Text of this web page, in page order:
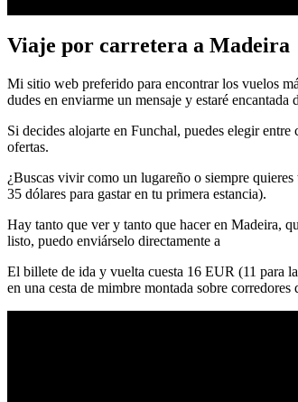
Viaje por carretera a Madeira
Mi sitio web preferido para encontrar los vuelos
dudes en enviarme un mensaje y estaré encantada
Si decides alojarte en Funchal, puedes elegir
ofertas.
¿Buscas vivir como un lugareño o siempre
35 dólares para gastar en tu primera estancia).
Hay tanto que ver y tanto que hacer en Madeira,
listo, puedo enviárselo directamente a
El billete de ida y vuelta cuesta 16 EUR (11 para
en una cesta de mimbre montada sobre